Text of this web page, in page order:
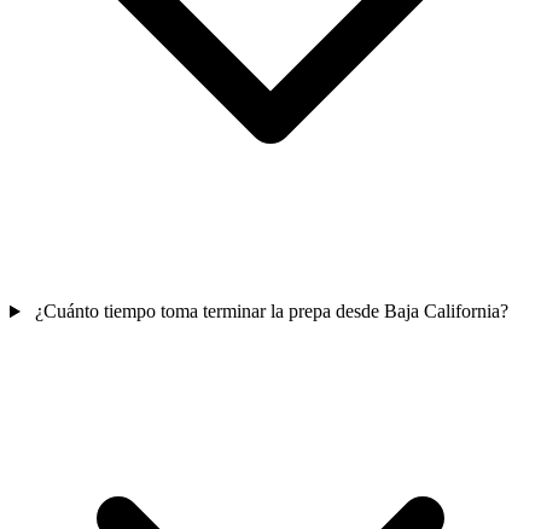
¿Cuánto tiempo toma terminar la prepa desde Baja California?